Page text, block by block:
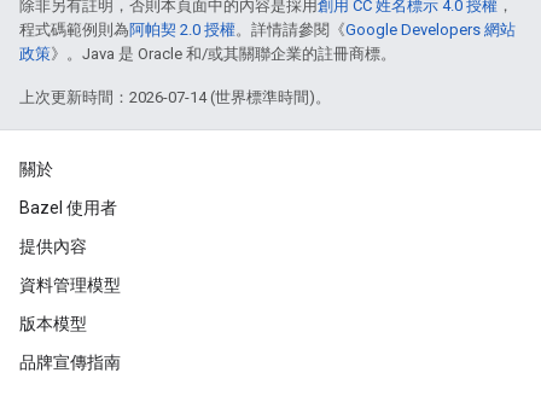
除非另有註明，否則本頁面中的內容是採用創用 CC 姓名標示 4.0 授權 ，
程式碼範例則為阿帕契 2.0 授權。詳情請參閱《Google Developers 網站
政策》。Java 是 Oracle 和/或其關聯企業的註冊商標。
上次更新時間：2026-07-14 (世界標準時間)。
關於
Bazel 使用者
提供內容
資料管理模型
版本模型
品牌宣傳指南